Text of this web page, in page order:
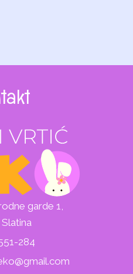
garde 1,
284